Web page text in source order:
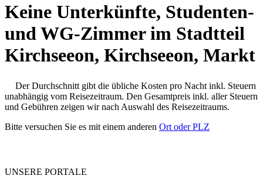
Keine Unterkünfte, Studenten-
und WG-Zimmer im Stadtteil
Kirchseeon, Kirchseeon, Markt
Der Durchschnitt gibt die übliche Kosten pro Nacht inkl. Steuern
unabhängig vom Reisezeitraum. Den Gesamtpreis inkl. aller Steuern
und Gebühren zeigen wir nach Auswahl des Reisezeitraums.
Bitte versuchen Sie es mit einem anderen Ort oder PLZ
UNSERE PORTALE